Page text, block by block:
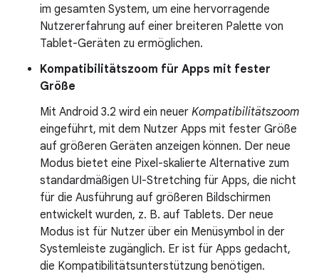
im gesamten System, um eine hervorragende
Nutzererfahrung auf einer breiteren Palette von
Tablet-Geräten zu ermöglichen.
Kompatibilitätszoom für Apps mit fester
Größe
Mit Android 3.2 wird ein neuer Kompatibilitätszoom
eingeführt, mit dem Nutzer Apps mit fester Größe
auf größeren Geräten anzeigen können. Der neue
Modus bietet eine Pixel-skalierte Alternative zum
standardmäßigen UI-Stretching für Apps, die nicht
für die Ausführung auf größeren Bildschirmen
entwickelt wurden, z. B. auf Tablets. Der neue
Modus ist für Nutzer über ein Menüsymbol in der
Systemleiste zugänglich. Er ist für Apps gedacht,
die Kompatibilitätsunterstützung benötigen.